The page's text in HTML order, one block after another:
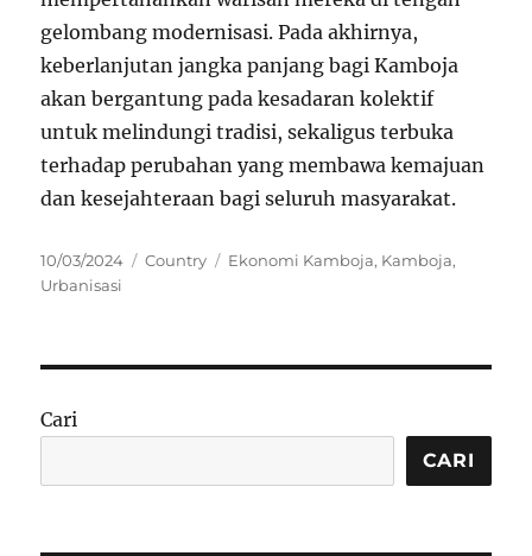
gelombang modernisasi. Pada akhirnya,
keberlanjutan jangka panjang bagi Kamboja
akan bergantung pada kesadaran kolektif
untuk melindungi tradisi, sekaligus terbuka
terhadap perubahan yang membawa kemajuan
dan kesejahteraan bagi seluruh masyarakat.
Posted
on
10/03/2024 Categories
Country Tags
Ekonomi Kamboja, Kamboja,
Urbanisasi
Cari
CARI